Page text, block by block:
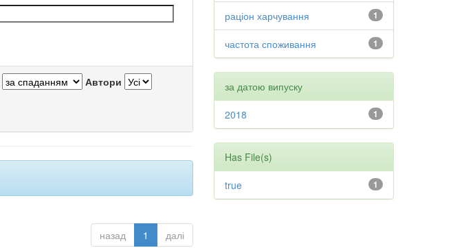
Автори
назад 1 далі
1
раціон харчування
1
частота споживання
за датою випуску
1
2018
Has File(s)
1
true